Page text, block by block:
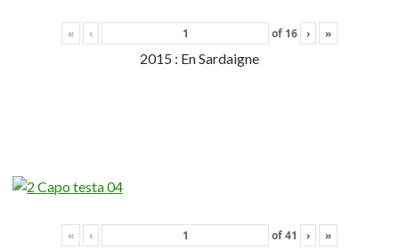
« ‹ of 16 › »
2015 : En Sardaigne
« ‹ of41 › »